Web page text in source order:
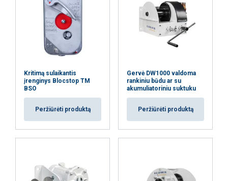
Kritimą sulaikantis
įrenginys Blocstop TM
BSO
Peržiūrėti produktą
Gervė DW1000 valdoma
rankiniu būdu ar su
akumuliatoriniu suktuku
Peržiūrėti produktą